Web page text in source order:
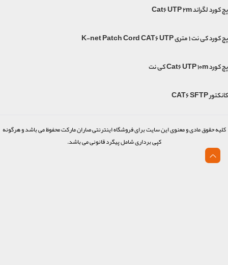
پچ کورد لگراند Cat6 UTP 2m
پچ کورد کی نت 1 متری K-net Patch Cord CAT6 UTP
پچ کورد Cat6 UTP 10m کی نت
کانکتور CAT6 SFTP
کلیه حقوق مادی و معنوی این سایت برای فروشگاه اینترنتی صاران مارکت محفوظ می باشد و هرگونه
کپی برداری شامل پیگرد قانونی می باشد.